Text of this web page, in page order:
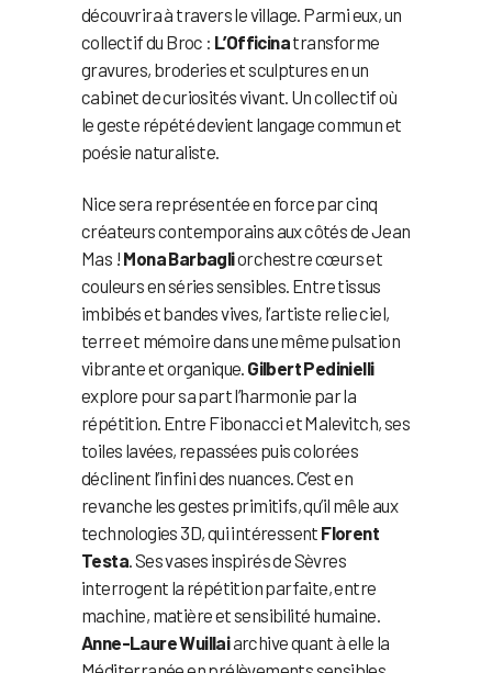
découvrira à travers le village. Parmi eux, un
collectif du Broc : L’Officinatransforme
gravures, broderies et sculptures en un
cabinet de curiosités vivant. Un collectif où
le geste répété devient langage commun et
poésie naturaliste.
Nice sera représentée en force par cinq
créateurs contemporains aux côtés de Jean
Mas ! Mona Barbagliorchestre cœurs et
couleurs en séries sensibles. Entre tissus
imbibés et bandes vives, l’artiste relie ciel,
terre et mémoire dans une même pulsation
vibrante et organique. Gilbert Pedinielli
explore pour sa part l’harmonie par la
répétition. Entre Fibonacci et Malevitch, ses
toiles lavées, repassées puis colorées
déclinent l’infini des nuances. C’est en
revanche les gestes primitifs, qu’il mêle aux
technologies 3D, qui intéressent Florent
Testa. Ses vases inspirés de Sèvres
interrogent la répétition parfaite, entre
machine, matière et sensibilité humaine.
Anne-Laure Wuillaiarchive quant à elle la